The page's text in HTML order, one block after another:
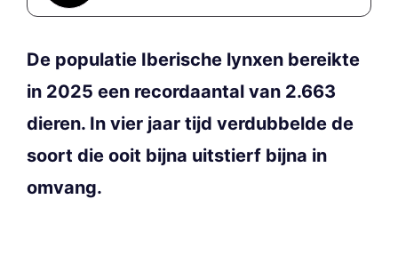
De populatie Iberische lynxen bereikte
in 2025 een recordaantal van 2.663
dieren. In vier jaar tijd verdubbelde de
soort die ooit bijna uitstierf bijna in
omvang.